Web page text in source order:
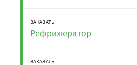
ЗАКАЗАТЬ
Рефрижератор
ЗАКАЗАТЬ